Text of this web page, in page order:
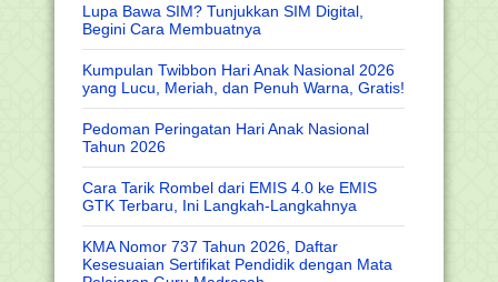
Lupa Bawa SIM? Tunjukkan SIM Digital,
Begini Cara Membuatnya
Kumpulan Twibbon Hari Anak Nasional 2026
yang Lucu, Meriah, dan Penuh Warna, Gratis!
Pedoman Peringatan Hari Anak Nasional
Tahun 2026
Cara Tarik Rombel dari EMIS 4.0 ke EMIS
GTK Terbaru, Ini Langkah-Langkahnya
KMA Nomor 737 Tahun 2026, Daftar
Kesesuaian Sertifikat Pendidik dengan Mata